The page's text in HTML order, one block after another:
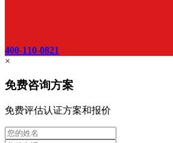
400-110-0821
×
免费咨询方案
免费评估认证方案和报价